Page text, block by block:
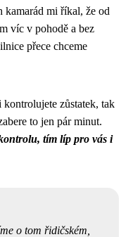
kamarád mi říkal, že od
víc v pohodě a bez
přece chceme
zůstatek, tak
to jen pár minut.
tím líp pro vás i
o tom řidičském,